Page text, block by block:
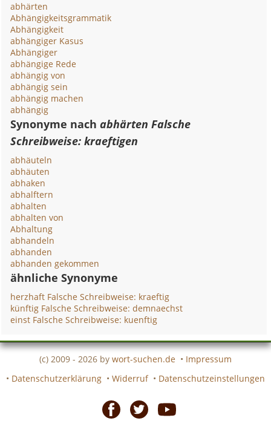
abhärten
Abhängigkeitsgrammatik
Abhängigkeit
abhängiger Kasus
Abhängiger
abhängige Rede
abhängig von
abhängig sein
abhängig machen
abhängig
Synonyme nachabhärten Falsche
Schreibweise: kraeftigen
abhäuteln
abhäuten
abhaken
abhalftern
abhalten
abhalten von
Abhaltung
abhandeln
abhanden
abhanden gekommen
ähnliche Synonyme
herzhaft Falsche Schreibweise: kraeftig
künftig Falsche Schreibweise: demnaechst
einst Falsche Schreibweise: kuenftig
(c) 2009 - 2026 by wort-suchen.de • Impressum
• Datenschutzerklärung • Widerruf • Datenschutzeinstellungen